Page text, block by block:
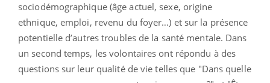
sociodémographique (âge actuel, sexe, origine
ethnique, emploi, revenu du foyer…) et sur la présence
potentielle d’autres troubles de la santé mentale. Dans
un second temps, les volontaires ont répondu à des
questions sur leur qualité de vie telles que "Dans quelle